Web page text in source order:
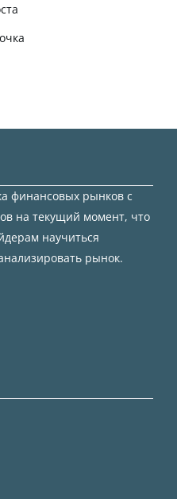
финансовых рынков с
на текущий момент, что
научиться
рынок.